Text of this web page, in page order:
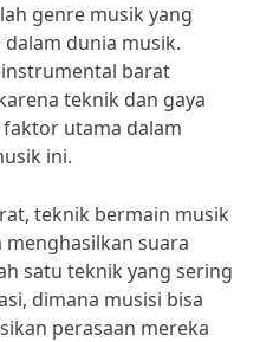
genre musik yang
dunia musik.
barat
teknik dan gaya
utama dalam
ini.
teknik bermain musik
suara
satu teknik yang sering
dimana musisi bisa
perasaan mereka